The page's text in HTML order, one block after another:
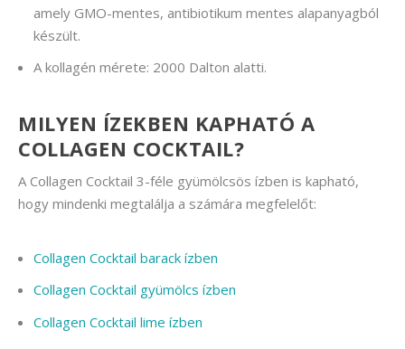
amely GMO-mentes, antibiotikum mentes alapanyagból
készült.
A kollagén mérete: 2000 Dalton alatti.
MILYEN ÍZEKBEN KAPHATÓ A
COLLAGEN COCKTAIL?
A Collagen Cocktail 3-féle gyümölcsös ízben is kapható,
hogy mindenki megtalálja a számára megfelelőt:
Collagen Cocktail barack ízben
Collagen Cocktail gyümölcs ízben
Collagen Cocktail lime ízben